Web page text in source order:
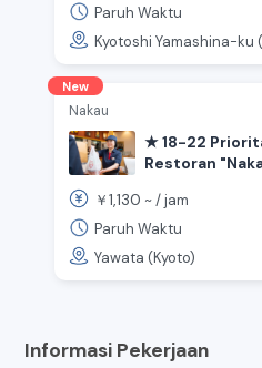
Paruh Waktu
Kyotoshi Yamashina-ku
New
Nakau
★ 18-22
Restoran
￥1,130 ~ /jam
Paruh Waktu
Yawata (Kyoto)
Informasi Pekerjaan